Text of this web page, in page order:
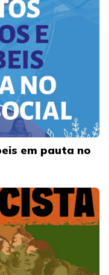
em pauta no